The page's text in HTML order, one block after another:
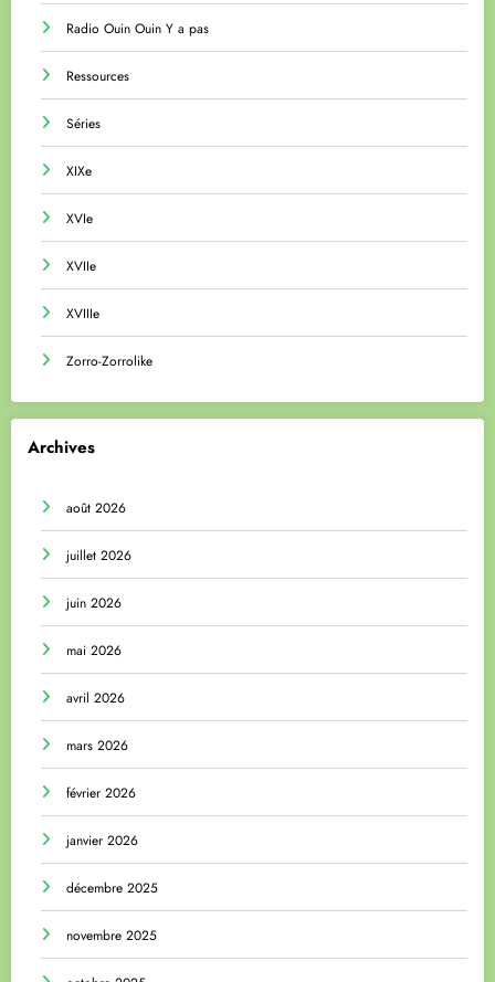
Radio Ouin Ouin Y a pas
Ressources
Séries
XIXe
XVIe
XVIIe
XVIIIe
Zorro-Zorrolike
Archives
août 2026
juillet 2026
juin 2026
mai 2026
avril 2026
mars 2026
février 2026
janvier 2026
décembre 2025
novembre 2025